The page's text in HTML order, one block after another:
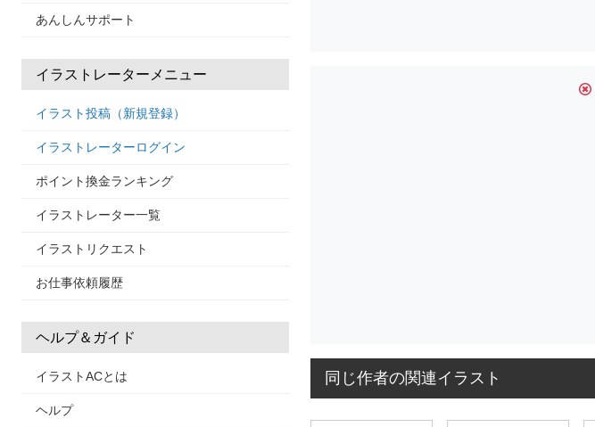
あんしんサポート
イラストレーターメニュー
イラスト投稿（新規登録）
イラストレーターログイン
ポイント換金ランキング
イラストレーター一覧
イラストリクエスト
お仕事依頼履歴
ヘルプ＆ガイド
イラストACとは
ヘルプ
同じ作者の関連イラスト